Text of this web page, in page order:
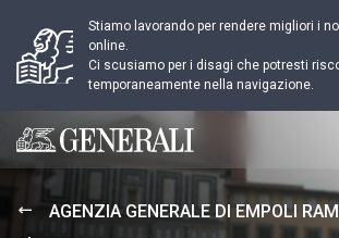
Stiamo lavorando per rendere migliori i
online.
Ci scusiamo per i disagi che potresti
temporaneamente nella navigazione.
Generali logo
AGENZIA GENERALE DI EMPOLI